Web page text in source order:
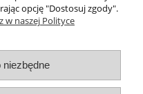
opcję "Dostosuj zgody".
w naszej Polityce